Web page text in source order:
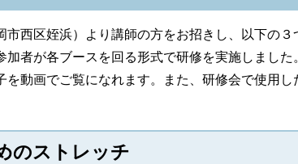
西区姪浜）より講師の方をお招きし、以下の
者が各ブースを回る形式で研修を実施しました
動画でご覧になれます。また、研修会で使用し
のストレッチ